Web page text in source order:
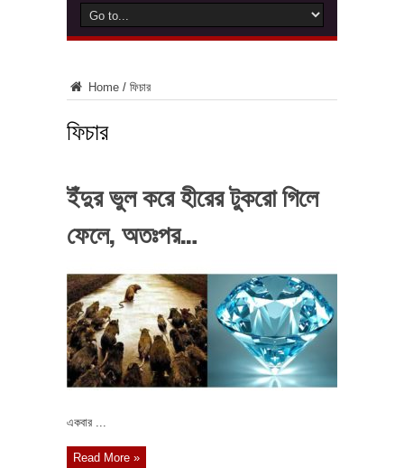
Home / ফিচার
ফিচার
ইঁদুর ভুল করে হীরের টুকরো গিলে
ফেলে, অতঃপর…
একবার ...
Read More »